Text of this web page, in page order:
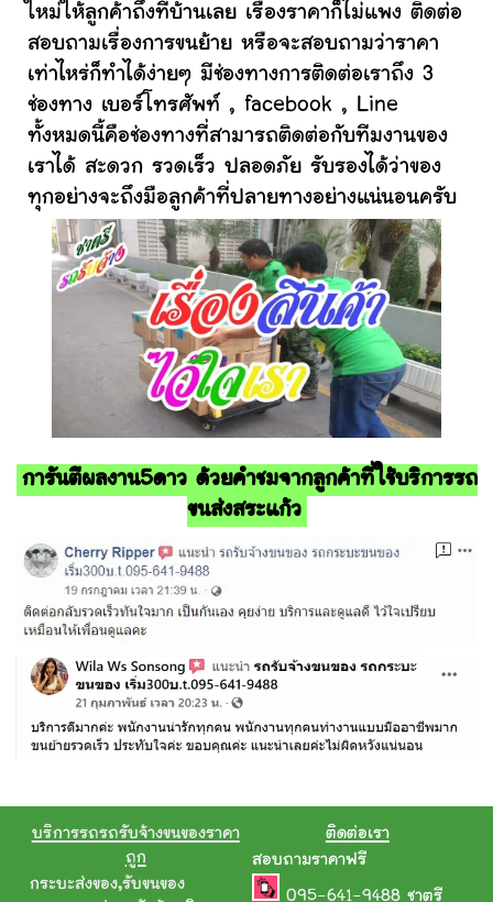
ใหม่ให้ลูกค้าถึงที่บ้านเลย เรื่องราคาก็ไม่แพง ติดต่อ
สอบถามเรื่องการขนย้าย หรือจะสอบถามว่าราคา
เท่าไหร่ก็ทำได้ง่ายๆ มีช่องทางการติดต่อเราถึง 3
ช่องทาง เบอร์โทรศัพท์ , facebook , Line
ทั้งหมดนี้คือช่องทางที่สามารถติดต่อกับทีมงานของ
เราได้ สะดวก รวดเร็ว ปลอดภัย รับรองได้ว่าของ
ทุกอย่างจะถึงมือลูกค้าที่ปลายทางอย่างแน่นอนครับ
การันตีผลงาน5ดาว ด้วยคำชมจากลูกค้าที่ใช้บริการรถ
ขนส่งสระแก้ว
บริการรถรถรับจ้างขนของราคา
ถูก
กระบะส่งของ,รับขนของ
ติดต่อเรา
สอบถามราคาฟรี
095-641-9488 ชาตรี